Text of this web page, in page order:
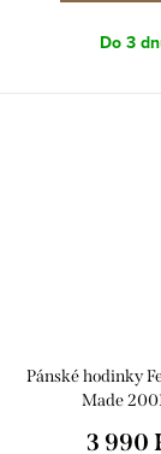
Do 3
Pánské hodinky
Made
3 990